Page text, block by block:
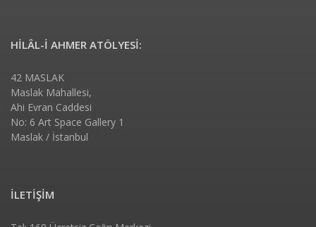
HİLÂL-İ AHMER ATÖLYESİ:
42 MASLAK
Maslak Mahallesi,
Ahi Evran Caddesi
No: 6 Art Space Gallery 1
Maslak / İstanbul
İLETİŞİM